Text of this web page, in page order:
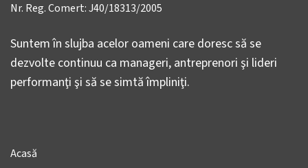
Nr. Reg. Comert: J40/18313/2005
Suntem în slujba acelor oameni care doresc să se
dezvolte continuu ca manageri, antreprenori şi lideri
performanţi şi să se simtă împliniţi.
Acasă